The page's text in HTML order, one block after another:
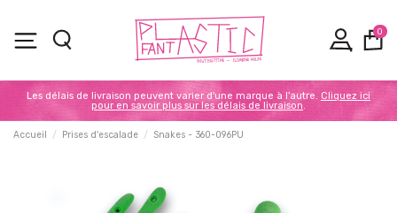
0
Les délais de livraison peuvent varier d'une marque à l'autre. Cliquez ici
pour en savoir plus sur les délais de livraison.
Accueil Prises d'escalade Snakes - 360-096PU